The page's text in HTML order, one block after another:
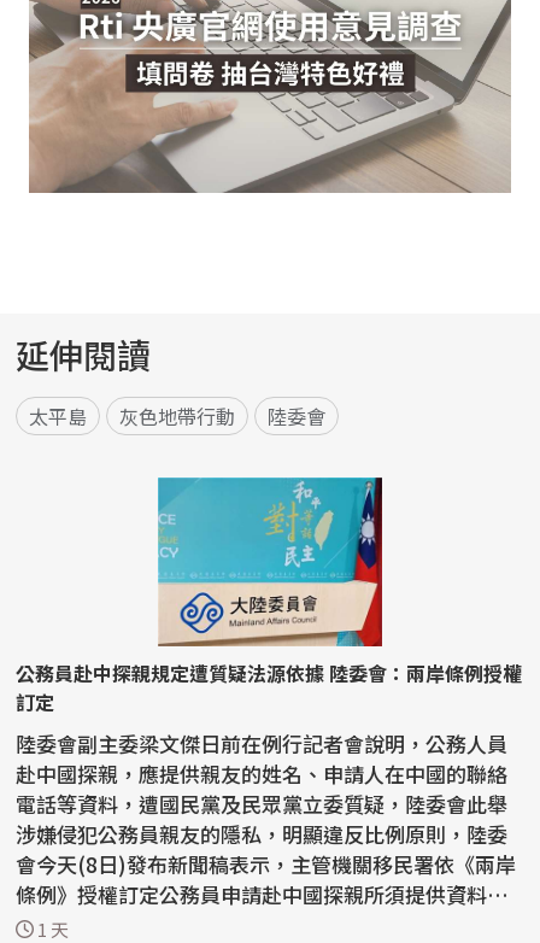
延伸閱讀
太平島 灰色地帶行動 陸委會
公務員赴中探親規定遭質疑法源依據 陸委會：兩岸條例授權
訂定
陸委會副主委梁文傑日前在例行記者會說明，公務人員
赴中國探親，應提供親友的姓名、申請人在中國的聯絡
電話等資料，遭國民黨及民眾黨立委質疑，陸委會此舉
涉嫌侵犯公務員親友的隱私，明顯違反比例原則，陸委
會今天(8日)發布新聞稿表示，主管機關移民署依《兩岸
條例》授權訂定公務員申請赴中國探親所須提供資料，
自2006...
1 天